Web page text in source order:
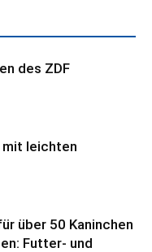
des ZDF
leichten
über 50 Kaninchen
Futter- und